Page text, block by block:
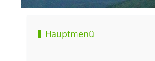
Hauptmenü